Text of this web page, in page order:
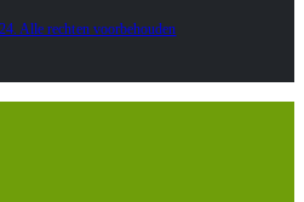
Alle rechten voorbehouden